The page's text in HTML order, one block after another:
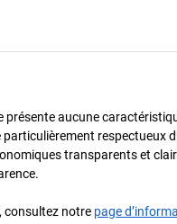
présente aucune
particulièrement respectueux
transparents et
consultez notre page